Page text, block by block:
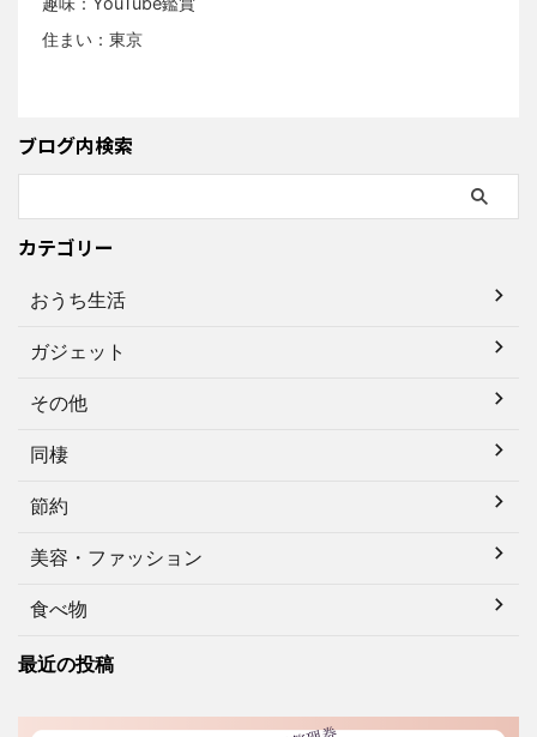
住まい：東京
ブログ内検索
カテゴリー
おうち生活
ガジェット
その他
同棲
節約
美容・ファッション
食べ物
最近の投稿